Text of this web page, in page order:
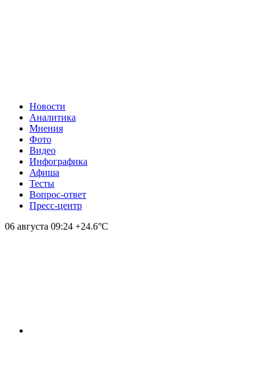
Новости
Аналитика
Мнения
Фото
Видео
Инфографика
Афиша
Тесты
Вопрос-ответ
Пресс-центр
06 августа 09:24 +24.6°С